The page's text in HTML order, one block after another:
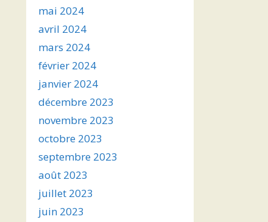
mai 2024
avril 2024
mars 2024
février 2024
janvier 2024
décembre 2023
novembre 2023
octobre 2023
septembre 2023
août 2023
juillet 2023
juin 2023